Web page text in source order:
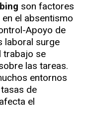
son factores
el absentismo
Apoyo de
laboral surge
trabajo se
las tareas.
entornos
de
el